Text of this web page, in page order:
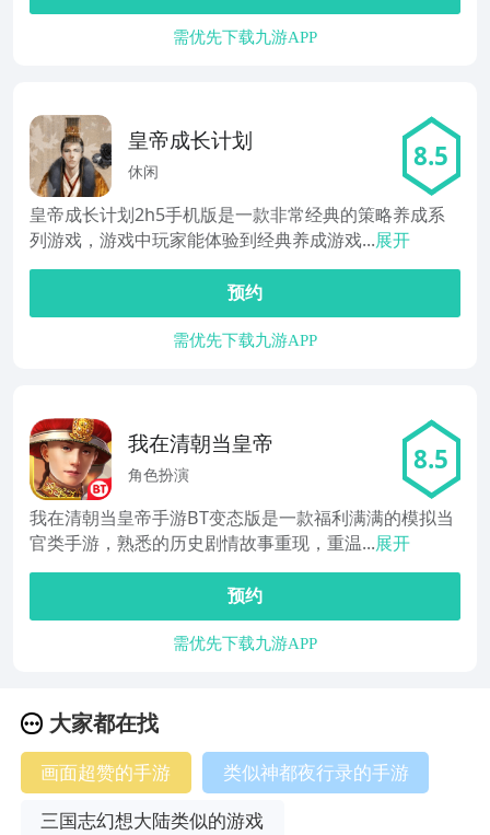
需优先下载九游APP
皇帝成长计划
休闲 8.5
皇帝成长计划2h5手机版是一款非常经典的策略养成系
列游戏，游戏中玩家能体验到经典养成游戏...展开
预约
需优先下载九游APP
我在清朝当皇帝
角色扮演 8.5
我在清朝当皇帝手游BT变态版是一款福利满满的模拟当
官类手游，熟悉的历史剧情故事重现，重温...展开
预约
需优先下载九游APP
大家都在找
画面超赞的手游
类似神都夜行录的手游
三国志幻想大陆类似的游戏